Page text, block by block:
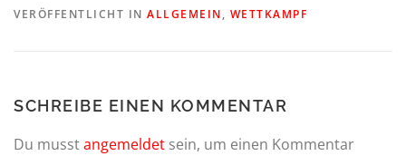
VERÖFFENTLICHT IN ALLGEMEIN, WETTKAMPF
SCHREIBE EINEN KOMMENTAR
Du musstangemeldet sein, um einen Kommentar